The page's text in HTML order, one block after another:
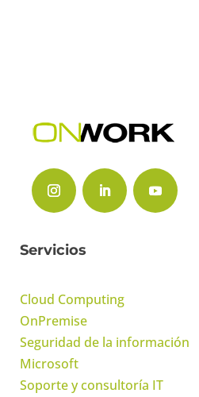
Servicios
Cloud Computing
OnPremise
Seguridad de la información
Microsoft
Soporte y consultoría IT